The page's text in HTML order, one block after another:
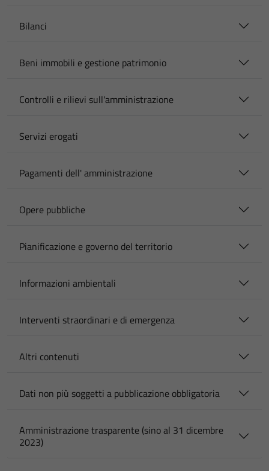
Bilanci
Beni immobili e gestione patrimonio
Controlli e rilievi sull'amministrazione
Servizi erogati
Pagamenti dell' amministrazione
Opere pubbliche
Pianificazione e governo del territorio
Informazioni ambientali
Interventi straordinari e di emergenza
Altri contenuti
Dati non più soggetti a pubblicazione obbligatoria
Amministrazione trasparente (sino al 31 dicembre
2023)